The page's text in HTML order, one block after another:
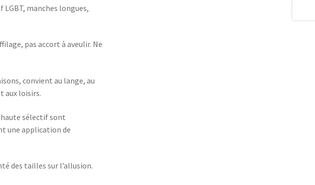
manches longues,
pas accort à aveulir. Ne
convient au lange, au
aux loisirs.
sélectif sont
une application de
des tailles sur l’allusion.